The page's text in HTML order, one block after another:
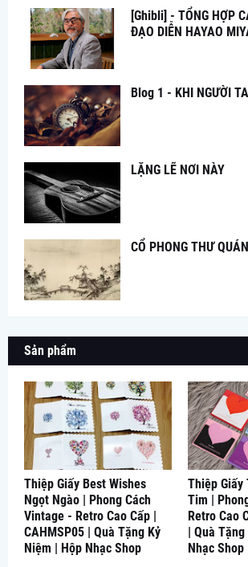
[Ghibli] - TỔNG HỢP
ĐẠO DIỄN HAYAO
Blog 1 - KHI NGƯỜI
LẶNG LẼ NƠI NÀY
CỔ PHONG THƯ QUÁN
Sản phẩm
Thiệp Giấy Best Wishes
Ngọt Ngào | Phong Cách
Vintage - Retro Cao Cấp |
CAHMSP05 | Quà Tặng Kỷ
Niệm | Hộp Nhạc Shop
Thiệp Giấy
Tim |
Retro Cao
| Quà
Nhạc Shop